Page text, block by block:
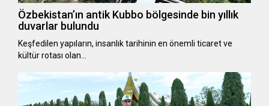
Özbekistan’ın antik Kubbo bölgesinde bin yıllık
duvarlar bulundu
Keşfedilen yapıların, insanlık tarihinin en önemli ticaret ve
kültür rotası olan…